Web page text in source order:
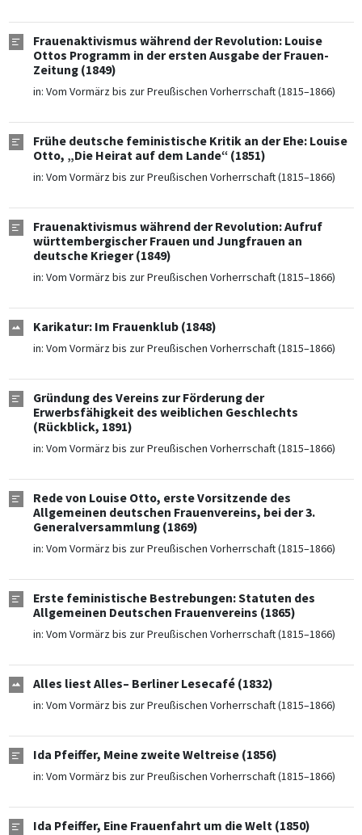
Frauenaktivismus während der Revolution: Louise
Ottos Programm in der ersten Ausgabe der Frauen-
Zeitung (1849)
in: Vom Vormärz bis zur Preußischen Vorherrschaft (1815–1866)
Frühe deutsche feministische Kritik an der Ehe: Louise
Otto, „Die Heirat auf dem Lande“ (1851)
in: Vom Vormärz bis zur Preußischen Vorherrschaft (1815–1866)
Frauenaktivismus während der Revolution: Aufruf
württembergischer Frauen und Jungfrauen an
deutsche Krieger (1849)
in: Vom Vormärz bis zur Preußischen Vorherrschaft (1815–1866)
Karikatur: Im Frauenklub (1848)
in: Vom Vormärz bis zur Preußischen Vorherrschaft (1815–1866)
Gründung des Vereins zur Förderung der
Erwerbsfähigkeit des weiblichen Geschlechts
(Rückblick, 1891)
in: Vom Vormärz bis zur Preußischen Vorherrschaft (1815–1866)
Rede von Louise Otto, erste Vorsitzende des
Allgemeinen deutschen Frauenvereins, bei der 3.
Generalversammlung (1869)
in: Vom Vormärz bis zur Preußischen Vorherrschaft (1815–1866)
Erste feministische Bestrebungen: Statuten des
Allgemeinen Deutschen Frauenvereins (1865)
in: Vom Vormärz bis zur Preußischen Vorherrschaft (1815–1866)
Alles liest Alles– Berliner Lesecafé (1832)
in: Vom Vormärz bis zur Preußischen Vorherrschaft (1815–1866)
Ida Pfeiffer, Meine zweite Weltreise (1856)
in: Vom Vormärz bis zur Preußischen Vorherrschaft (1815–1866)
Ida Pfeiffer, Eine Frauenfahrt um die Welt (1850)